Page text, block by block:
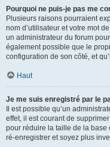
Pourquoi ne puis-je pas me
Plusieurs raisons pourraient
nom d’utilisateur et votre mot
un administrateur du forum
également possible que le
configuration de son côté, et
Haut
Je me suis enregistré par le
Il est possible qu’un
effet, il est courant de
pour réduire la taille de la base
ré-enregistrer et soyez plus